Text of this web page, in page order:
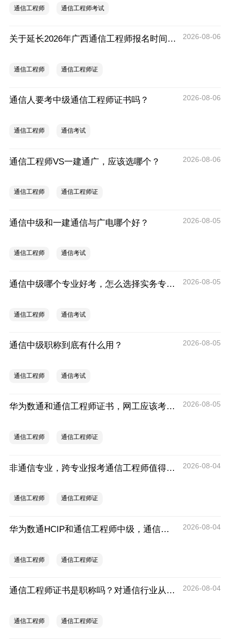
通信工程师 通信工程师考试
关于延长2026年广西通信工程师报名时间的通知 2026-08-06
通信工程师 通信工程师证
通信人要考中级通信工程师证书吗？ 2026-08-06
通信工程师 通信考试
通信工程师VS一建通广，应该选哪个？ 2026-08-06
通信工程师 通信工程师证
通信中级和一建通信与广电哪个好？ 2026-08-05
通信工程师 通信考试
通信中级哪个专业好考，怎么选择实务专业？ 2026-08-05
通信工程师 通信考试
通信中级职称到底有什么用？ 2026-08-05
通信工程师 通信考试
华为数通和通信工程师证书，网工应该考哪一个？ 2026-08-05
通信工程师 通信工程师证
非通信专业，跨专业报考通信工程师值得吗？ 2026-08-04
通信工程师 通信工程师证
华为数通HCIP和通信工程师中级，通信人优先考哪个？ 2026-08-04
通信工程师 通信工程师证
通信工程师证书是职称吗？对通信行业从业者有什么用 2026-08-04
通信工程师 通信工程师证